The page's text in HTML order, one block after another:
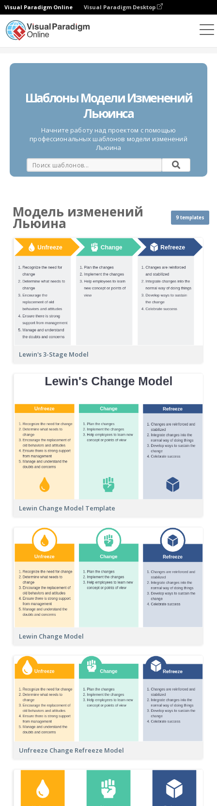
Visual Paradigm Online Visual Paradigm Desktop
Шаблоны Модели Изменений
Льюинса
Начните работу над проектом с помощью
профессиональных шаблонов модели изменений
Льюина
Модель изменений
Льюина 9 templates
Lewin's 3-Stage Model
Lewin Change Model Template
Lewin Change Model
Unfreeze Change Refreeze Model